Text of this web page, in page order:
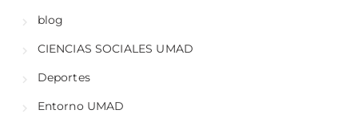
blog
CIENCIAS SOCIALES UMAD
Deportes
Entorno UMAD